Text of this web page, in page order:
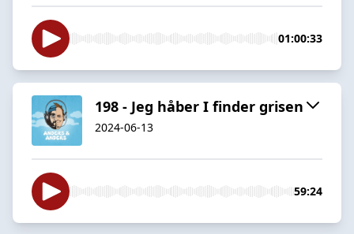
01:00:33
198 - Jeg håber I finder grisen
2024-06-13
59:24